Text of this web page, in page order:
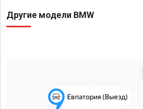
Другие модели BMW